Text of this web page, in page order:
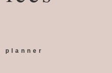
planner